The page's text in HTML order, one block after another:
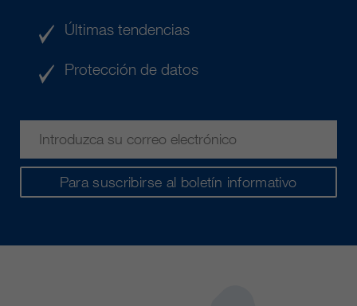
Para suscribirse al boletín informativo
Últimas tendencias
Protección de datos